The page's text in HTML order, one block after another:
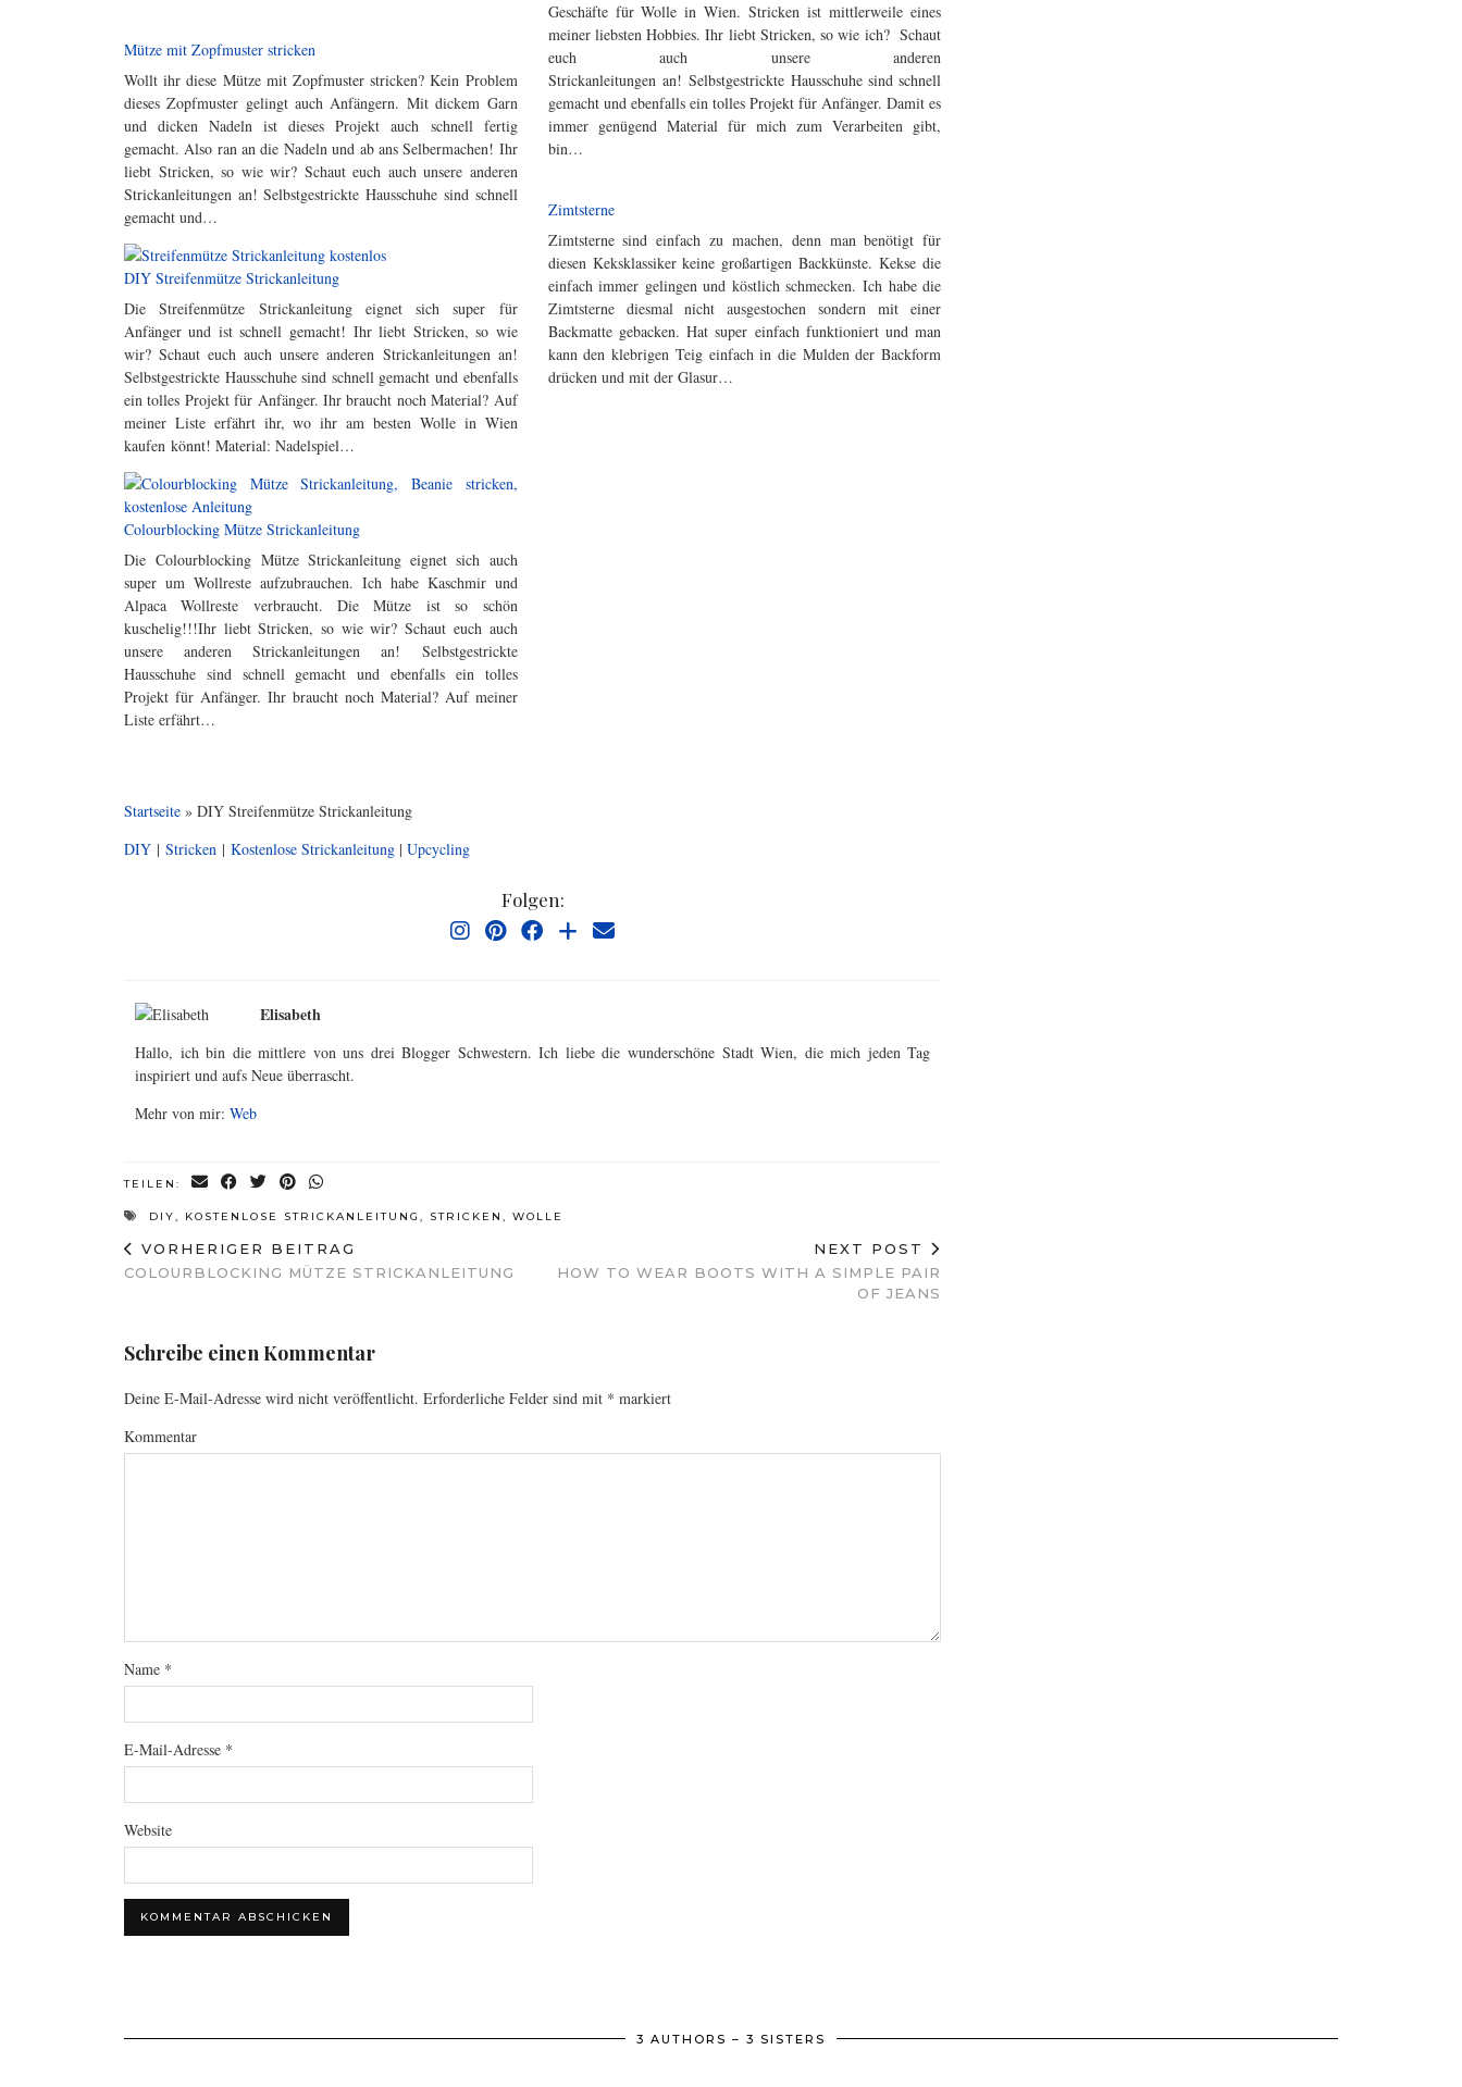
Mütze mit Zopfmuster stricken
Wollt ihr diese Mütze mit Zopfmuster stricken? Kein Problem
dieses Zopfmuster gelingt auch Anfängern. Mit dickem Garn
und dicken Nadeln ist dieses Projekt auch schnell fertig
gemacht. Also ran an die Nadeln und ab ans Selbermachen! Ihr
liebt Stricken, so wie wir? Schaut euch auch unsere anderen
Strickanleitungen an! Selbstgestrickte Hausschuhe sind schnell
gemacht und…
DIY Streifenmütze Strickanleitung
Die Streifenmütze Strickanleitung eignet sich super für
Anfänger und ist schnell gemacht! Ihr liebt Stricken, so wie
wir? Schaut euch auch unsere anderen Strickanleitungen an!
Selbstgestrickte Hausschuhe sind schnell gemacht und ebenfalls
ein tolles Projekt für Anfänger. Ihr braucht noch Material? Auf
meiner Liste erfährt ihr, wo ihr am besten Wolle in Wien
kaufen könnt! Material: Nadelspiel…
Colourblocking Mütze Strickanleitung
Die Colourblocking Mütze Strickanleitung eignet sich auch
super um Wollreste aufzubrauchen. Ich habe Kaschmir und
Alpaca Wollreste verbraucht. Die Mütze ist so schön
kuschelig!!!Ihr liebt Stricken, so wie wir? Schaut euch auch
unsere anderen Strickanleitungen an! Selbstgestrickte
Hausschuhe sind schnell gemacht und ebenfalls ein tolles
Projekt für Anfänger. Ihr braucht noch Material? Auf meiner
Liste erfährt…
Geschäfte für Wolle in Wien. Stricken ist mittlerweile eines
meiner liebsten Hobbies. Ihr liebt Stricken, so wie ich? Schaut
euch auch unsere anderen
Strickanleitungen an! Selbstgestrickte Hausschuhe sind schnell
gemacht und ebenfalls ein tolles Projekt für Anfänger. Damit es
immer genügend Material für mich zum Verarbeiten gibt,
bin…
Zimtsterne
Zimtsterne sind einfach zu machen, denn man benötigt für
diesen Keksklassiker keine großartigen Backkünste. Kekse die
einfach immer gelingen und köstlich schmecken. Ich habe die
Zimtsterne diesmal nicht ausgestochen sondern mit einer
Backmatte gebacken. Hat super einfach funktioniert und man
kann den klebrigen Teig einfach in die Mulden der Backform
drücken und mit der Glasur…
Startseite » DIY Streifenmütze Strickanleitung
DIY | Stricken | Kostenlose Strickanleitung | Upcycling
Folgen:
Elisabeth
Hallo, ich bin die mittlere von uns drei Blogger Schwestern. Ich liebe die wunderschöne Stadt Wien, die mich jeden Tag
inspiriert und aufs Neue überrascht.
Mehr von mir: Web
TEILEN:
DIY, KOSTENLOSE STRICKANLEITUNG , STRICKEN , WOLLE
VORHERIGER BEITRAG
COLOURBLOCKING MÜTZE STRICKANLEITUNG
NEXT POST
HOW TO WEAR BOOTS WITH A SIMPLE PAIR
OF JEANS
Schreibe einen Kommentar
Deine E-Mail-Adresse wird nicht veröffentlicht. Erforderliche Felder sind mit * markiert
Kommentar
Name *
E-Mail-Adresse *
Website
3 AUTHORS – 3 SISTERS